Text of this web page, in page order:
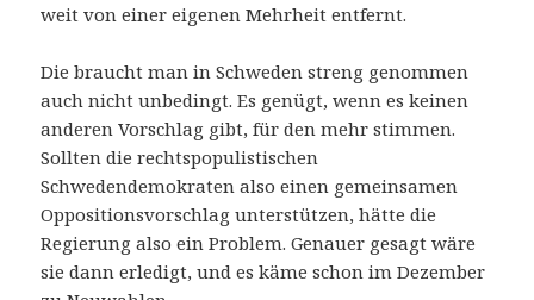
weit von einer eigenen Mehrheit entfernt.
Die braucht man in Schweden streng genommen
auch nicht unbedingt. Es genügt, wenn es keinen
anderen Vorschlag gibt, für den mehr stimmen.
Sollten die rechtspopulistischen
Schwedendemokraten also einen gemeinsamen
Oppositionsvorschlag unterstützen, hätte die
Regierung also ein Problem. Genauer gesagt wäre
sie dann erledigt, und es käme schon im Dezember